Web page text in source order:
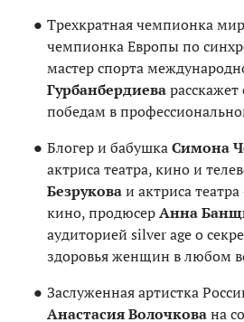
Трехкратная чемпионка
чемпионка Европы по
мастер спорта
Гурбанбердиева
победам в
Блогер и бабушкаСимона
актриса театра, кино и
Безруковаи актриса
кино, продюсерАнна
аудиторией silver age о
здоровья женщин в любом
Заслуженная артистка
Анастасия Волочкована